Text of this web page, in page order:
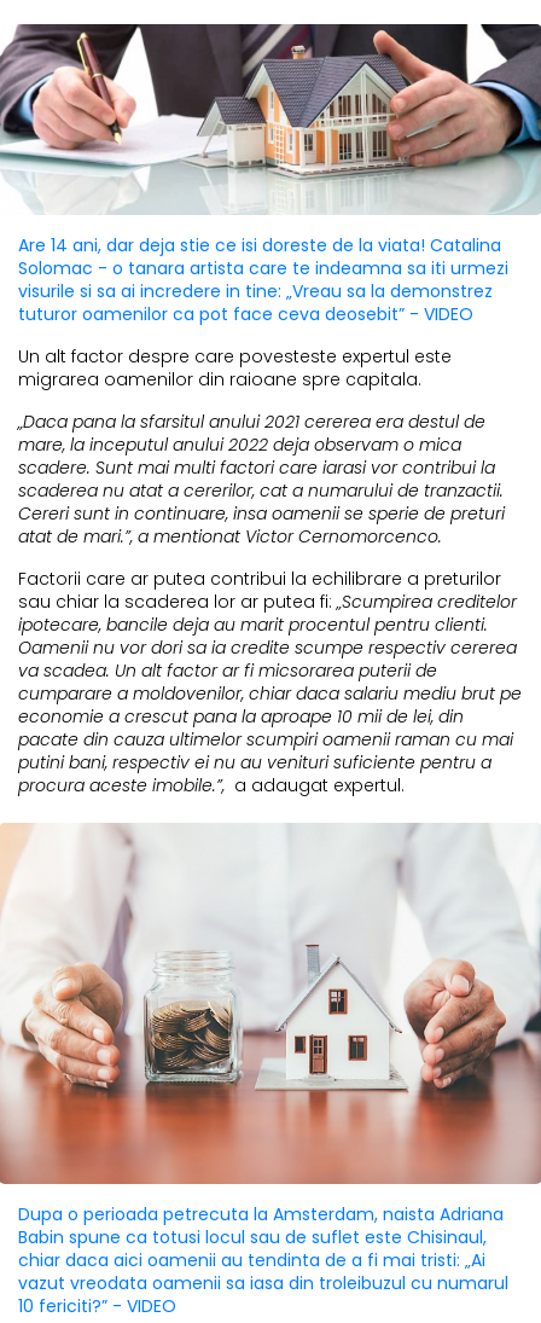
Are 14 ani, dar deja stie ce isi doreste de la viata! Catalina
Solomac - o tanara artista care te indeamna sa iti urmezi
visurile si sa ai incredere in tine: „Vreau sa la demonstrez
tuturor oamenilor ca pot face ceva deosebit” - VIDEO
Un alt factor despre care povesteste expertul este
migrarea oamenilor din raioane spre capitala.
„Daca pana la sfarsitul anului 2021 cererea era destul de
mare, la inceputul anului 2022 deja observam o mica
scadere. Sunt mai multi factori care iarasi vor contribui la
scaderea nu atat a cererilor, cat a numarului de tranzactii.
Cereri sunt in continuare, insa oamenii se sperie de preturi
atat de mari.”, a mentionat Victor Cernomorcenco.
Factorii care ar putea contribui la echilibrare a preturilor
sau chiar la scaderea lor ar putea fi: „Scumpirea creditelor
ipotecare, bancile deja au marit procentul pentru clienti.
Oamenii nu vor dori sa ia credite scumpe respectiv cererea
va scadea. Un alt factor ar fi micsorarea puterii de
cumparare a moldovenilor, chiar daca salariu mediu brut pe
economie a crescut pana la aproape 10 mii de lei, din
pacate din cauza ultimelor scumpiri oamenii raman cu mai
putini bani, respectiv ei nu au venituri suficiente pentru a
procura aceste imobile.”, a adaugat expertul.
Dupa o perioada petrecuta la Amsterdam, naista Adriana
Babin spune ca totusi locul sau de suflet este Chisinaul,
chiar daca aici oamenii au tendinta de a fi mai tristi: „Ai
vazut vreodata oamenii sa iasa din troleibuzul cu numarul
10 fericiti?” - VIDEO